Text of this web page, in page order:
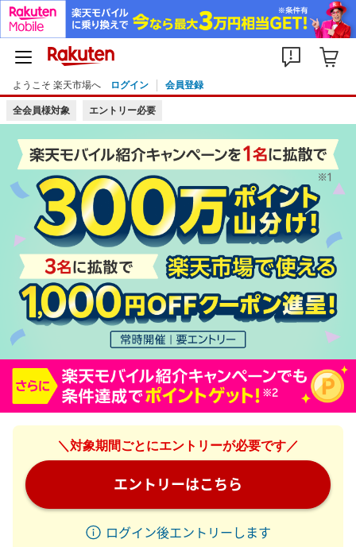
ようこそ 楽天市場へ ログイン 会員登録
全会員様対象 エントリー必要
＼対象期間ごとにエントリーが必要です／
エントリーはこちら
ログイン後エントリーします